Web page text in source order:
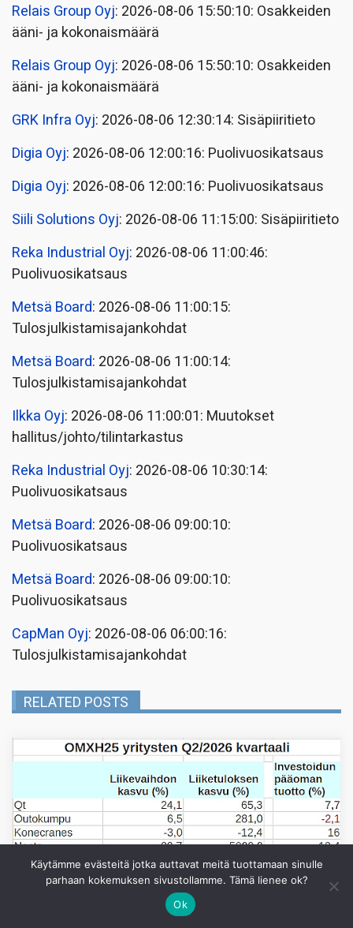
Relais Group Oyj: 2026-08-06 15:50:10: Osakkeiden
ääni- ja kokonaismäärä
Relais Group Oyj: 2026-08-06 15:50:10: Osakkeiden
ääni- ja kokonaismäärä
GRK Infra Oyj: 2026-08-06 12:30:14: Sisäpiiritieto
Digia Oyj: 2026-08-06 12:00:16: Puolivuosikatsaus
Digia Oyj: 2026-08-06 12:00:16: Puolivuosikatsaus
Siili Solutions Oyj: 2026-08-06 11:15:00: Sisäpiiritieto
Reka Industrial Oyj: 2026-08-06 11:00:46:
Puolivuosikatsaus
Metsä Board: 2026-08-06 11:00:15:
Tulosjulkistamisajankohdat
Metsä Board: 2026-08-06 11:00:14:
Tulosjulkistamisajankohdat
Ilkka Oyj: 2026-08-06 11:00:01: Muutokset
hallitus/johto/tilintarkastus
Reka Industrial Oyj: 2026-08-06 10:30:14:
Puolivuosikatsaus
Metsä Board: 2026-08-06 09:00:10:
Puolivuosikatsaus
Metsä Board: 2026-08-06 09:00:10:
Puolivuosikatsaus
CapMan Oyj: 2026-08-06 06:00:16:
Tulosjulkistamisajankohdat
RELATED POSTS
Käytämme evästeitä jotka auttavat meitä tuottamaan sinulle
parhaan kokemuksen sivustollamme. Tämä lienee ok?
Ok